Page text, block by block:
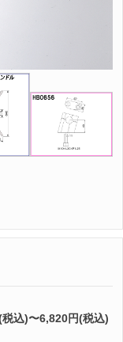
込)〜6,820円(税込)